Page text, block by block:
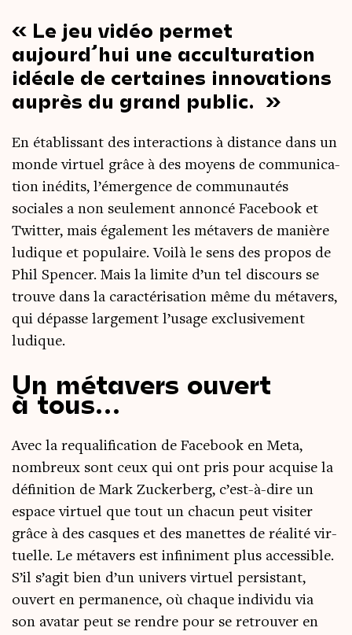
Le jeu vidéo per­met
aujourd’hui une accul­tu­ra­tion
idéale de cer­taines inno­va­tions
auprès du grand public.
En éta­blis­sant des inter­ac­tions à dis­tance dans un
monde vir­tuel grâce à des moyens de com­mu­ni­ca­
tion inédits, l’émergence de com­mu­nau­tés
sociales a non seule­ment annon­cé Face­book et
Twit­ter, mais éga­le­ment les méta­vers de manière
ludique et popu­laire. Voi­là le sens des pro­pos de
Phil Spen­cer. Mais la limite d’un tel dis­cours se
trouve dans la carac­té­ri­sa­tion même du méta­vers,
qui dépasse lar­ge­ment l’usage exclu­si­ve­ment
ludique.
Un métavers ouvert
à tous…
Avec la requa­li­fi­ca­tion de Face­book en Meta,
nom­breux sont ceux qui ont pris pour acquise la
défi­ni­tion de Mark Zucker­berg, c’est-à-dire un
espace vir­tuel que tout un cha­cun peut visi­ter
grâce à des casques et des manettes de réa­li­té vir­
tuelle. Le méta­vers est infi­ni­ment plus acces­sible.
S’il s’agit bien d’un uni­vers vir­tuel per­sis­tant,
ouvert en per­ma­nence, où chaque indi­vi­du via
son ava­tar peut se rendre pour se retrou­ver en